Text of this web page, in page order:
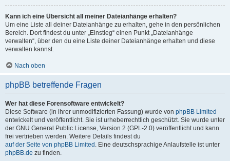
Kann ich eine Übersicht all meiner Dateianhänge erhalten?
Um eine Liste all deiner Dateianhänge zu erhalten, gehe in den persönlichen
Bereich. Dort findest du unter „Einstieg“ einen Punkt „Dateianhänge
verwalten“, über den du eine Liste deiner Dateianhänge erhalten und diese
verwalten kannst.
Nach oben
phpBB betreffende Fragen
Wer hat diese Forensoftware entwickelt?
Diese Software (in ihrer unmodifizierten Fassung) wurde von phpBB Limited
entwickelt und veröffentlicht. Sie ist urheberrechtlich geschützt. Sie wurde unter
der GNU General Public License, Version 2 (GPL-2.0) veröffentlicht und kann
frei vertrieben werden. Weitere Details findest du
auf der Seite von phpBB Limited . Eine deutschsprachige Anlaufstelle ist unter
phpBB.de zu finden.